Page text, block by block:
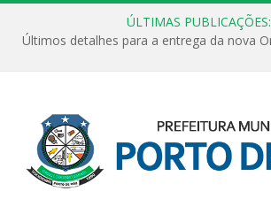
ÚLTIMAS PUBLICAÇÕES: